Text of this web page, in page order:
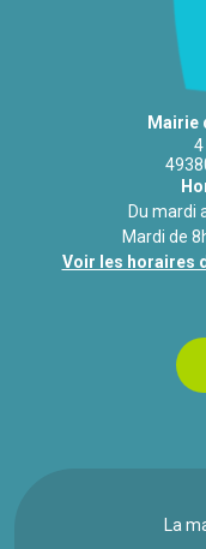
Mairie
4
Du mardi
Mardi de
Voir les horaires
La